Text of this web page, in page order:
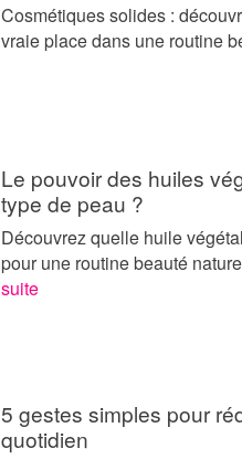
Cosmétiques solides :
vraie place dans une routine
Le pouvoir des huiles
type de peau ?
Découvrez quelle huile
pour une routine beauté
suite
5 gestes simples pour
quotidien